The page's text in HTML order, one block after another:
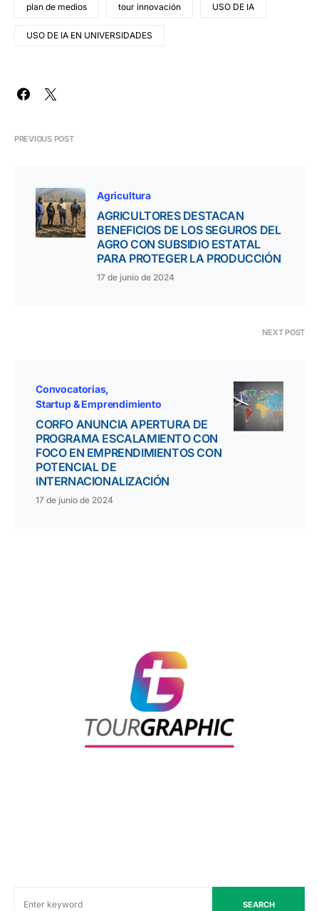
plan de medios tour innovación USO DE IA
USO DE IA EN UNIVERSIDADES
PREVIOUS POST
Agricultura
AGRICULTORES DESTACAN
BENEFICIOS DE LOS SEGUROS DEL
AGRO CON SUBSIDIO ESTATAL
PARA PROTEGER LA PRODUCCIÓN
17 de junio de 2024
NEXT POST
Convocatorias
Startup & Emprendimiento
CORFO ANUNCIA APERTURA DE
PROGRAMA ESCALAMIENTO CON
FOCO EN EMPRENDIMIENTOS CON
POTENCIAL DE
INTERNACIONALIZACIÓN
17 de junio de 2024
SEARCH